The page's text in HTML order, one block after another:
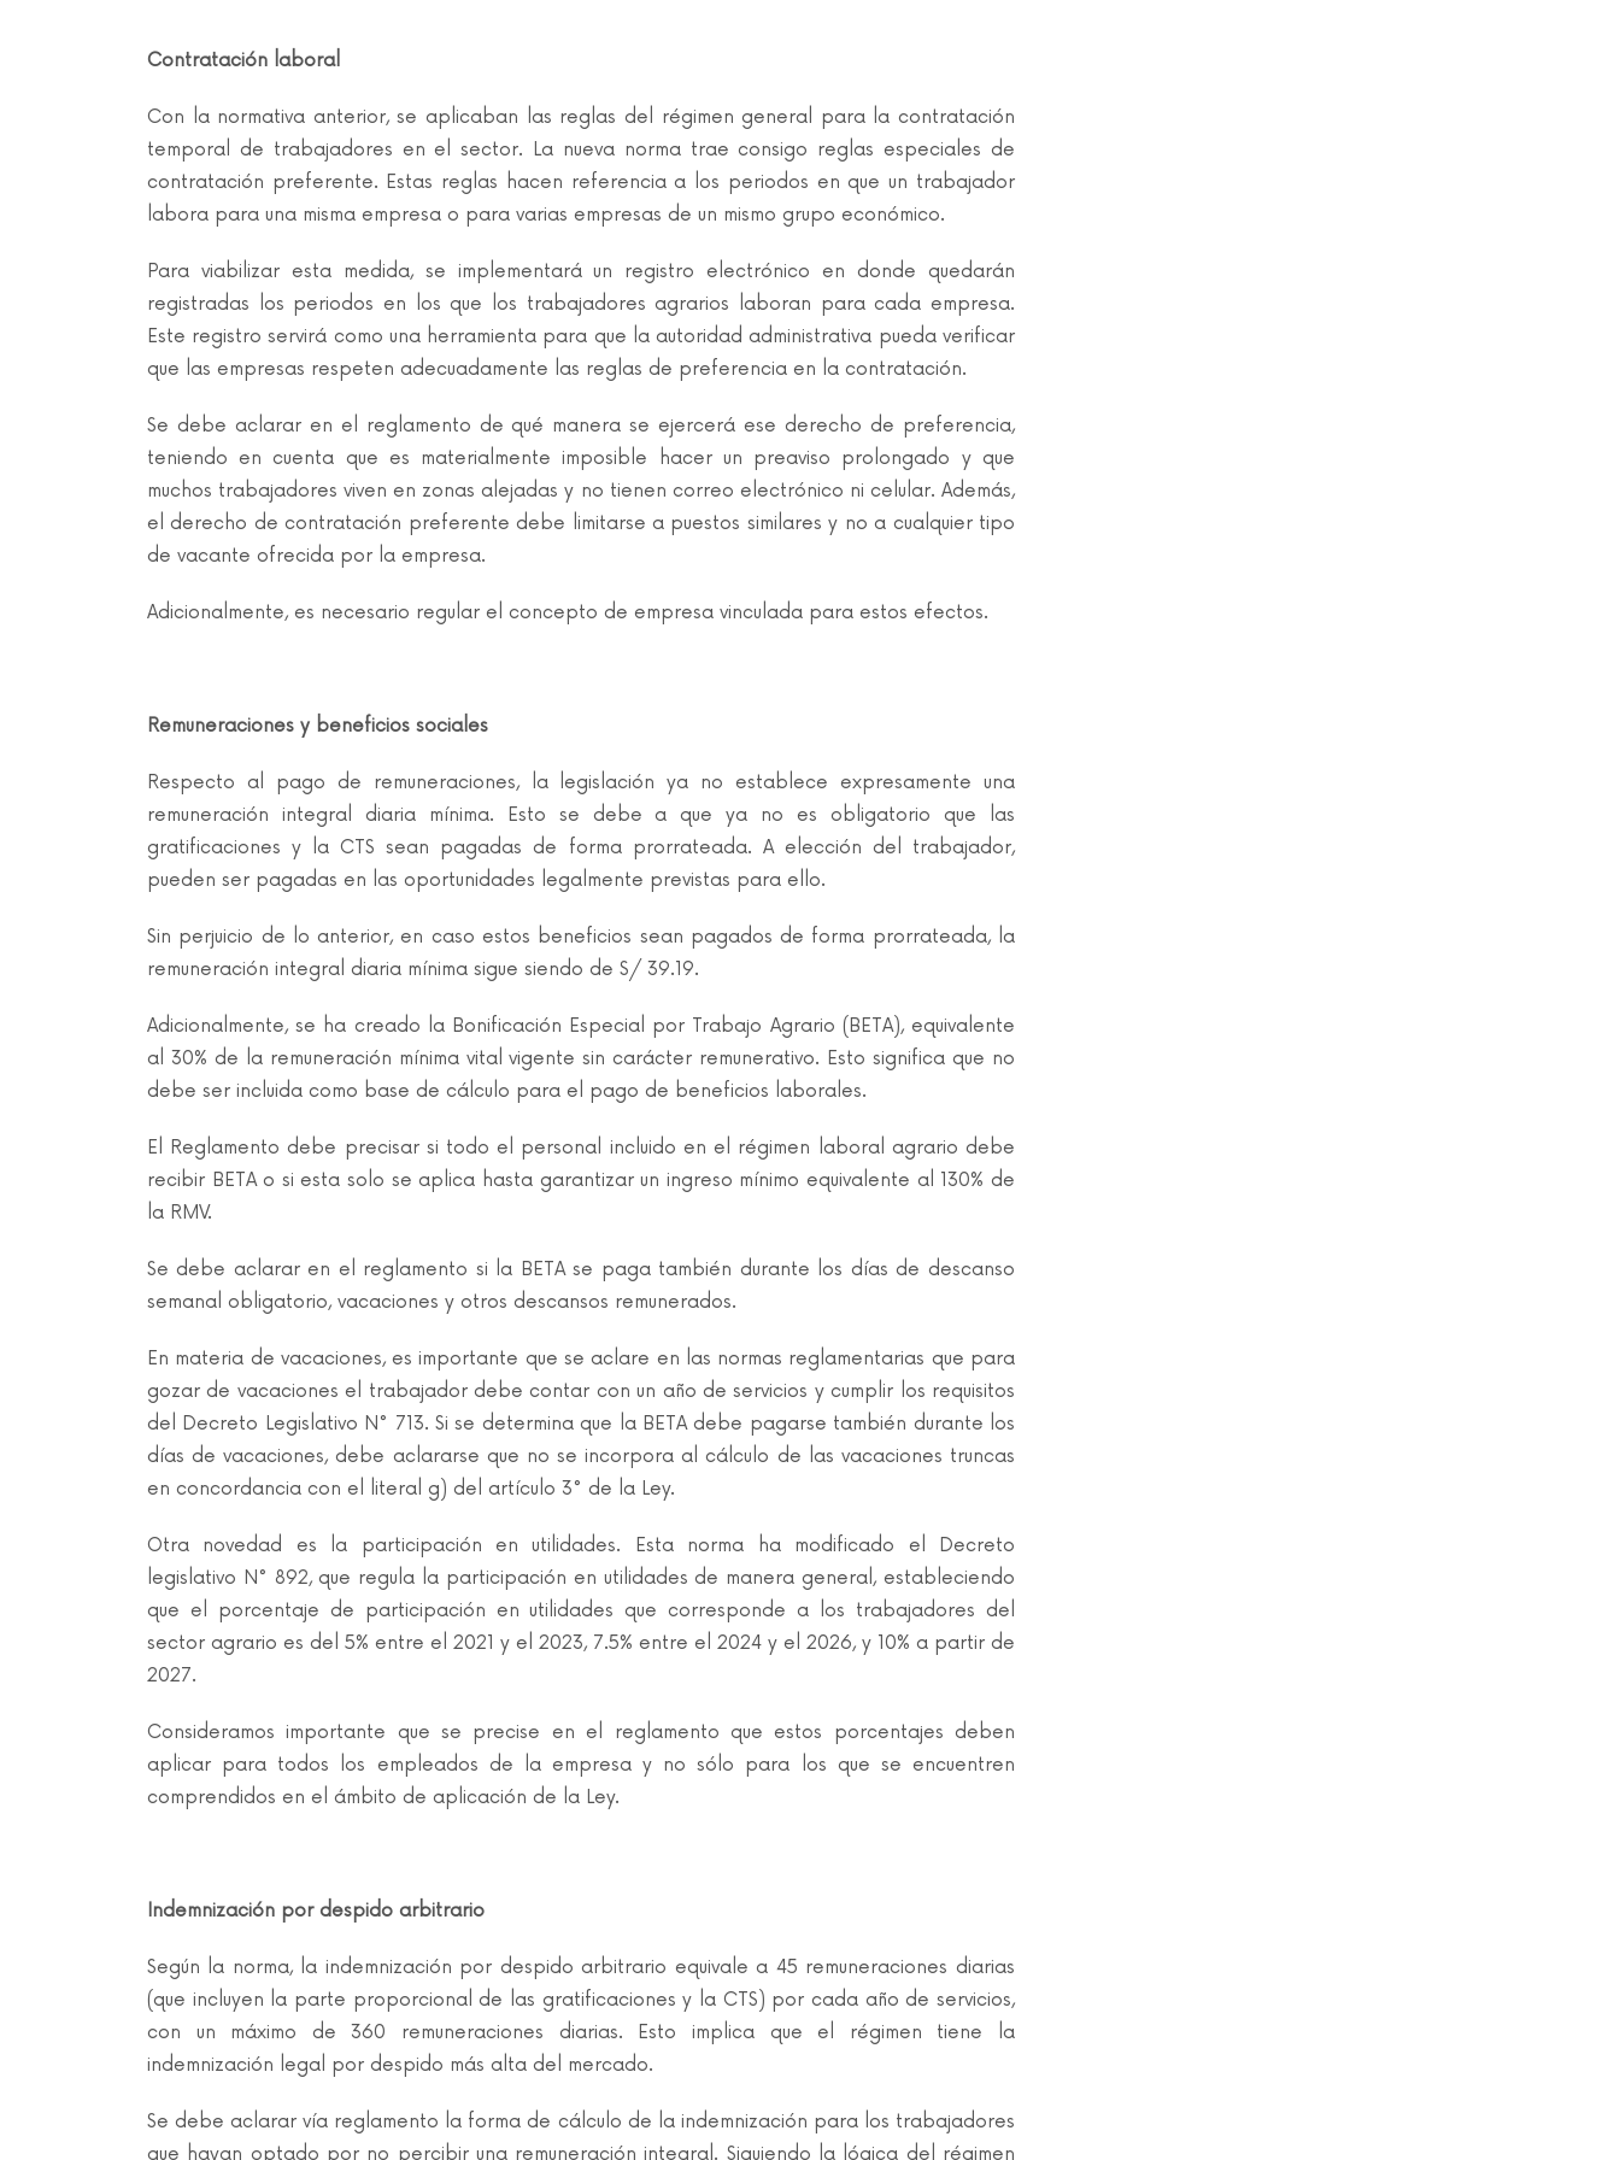
Contratación laboral
Con la normativa anterior, se aplicaban las reglas del régimen general para la contratación
temporal de trabajadores en el sector. La nueva norma trae consigo reglas especiales de
contratación preferente. Estas reglas hacen referencia a los periodos en que un trabajador
labora para una misma empresa o para varias empresas de un mismo grupo económico.
Para viabilizar esta medida, se implementará un registro electrónico en donde quedarán
registradas los periodos en los que los trabajadores agrarios laboran para cada empresa.
Este registro servirá como una herramienta para que la autoridad administrativa pueda verificar
que las empresas respeten adecuadamente las reglas de preferencia en la contratación.
Se debe aclarar en el reglamento de qué manera se ejercerá ese derecho de preferencia,
teniendo en cuenta que es materialmente imposible hacer un preaviso prolongado y que
muchos trabajadores viven en zonas alejadas y no tienen correo electrónico ni celular. Además,
el derecho de contratación preferente debe limitarse a puestos similares y no a cualquier tipo
de vacante ofrecida por la empresa.
Adicionalmente, es necesario regular el concepto de empresa vinculada para estos efectos.
Remuneraciones y beneficios sociales
Respecto al pago de remuneraciones, la legislación ya no establece expresamente una
remuneración integral diaria mínima. Esto se debe a que ya no es obligatorio que las
gratificaciones y la CTS sean pagadas de forma prorrateada. A elección del trabajador,
pueden ser pagadas en las oportunidades legalmente previstas para ello.
Sin perjuicio de lo anterior, en caso estos beneficios sean pagados de forma prorrateada, la
remuneración integral diaria mínima sigue siendo de S/ 39.19.
Adicionalmente, se ha creado la Bonificación Especial por Trabajo Agrario (BETA), equivalente
al 30% de la remuneración mínima vital vigente sin carácter remunerativo. Esto significa que no
debe ser incluida como base de cálculo para el pago de beneficios laborales.
El Reglamento debe precisar si todo el personal incluido en el régimen laboral agrario debe
recibir BETA o si esta solo se aplica hasta garantizar un ingreso mínimo equivalente al 130% de
la RMV.
Se debe aclarar en el reglamento si la BETA se paga también durante los días de descanso
semanal obligatorio, vacaciones y otros descansos remunerados.
En materia de vacaciones, es importante que se aclare en las normas reglamentarias que para
gozar de vacaciones el trabajador debe contar con un año de servicios y cumplir los requisitos
del Decreto Legislativo N° 713. Si se determina que la BETA debe pagarse también durante los
días de vacaciones, debe aclararse que no se incorpora al cálculo de las vacaciones truncas
en concordancia con el literal g) del artículo 3° de la Ley.
Otra novedad es la participación en utilidades. Esta norma ha modificado el Decreto
legislativo N° 892, que regula la participación en utilidades de manera general, estableciendo
que el porcentaje de participación en utilidades que corresponde a los trabajadores del
sector agrario es del 5% entre el 2021 y el 2023, 7.5% entre el 2024 y el 2026, y 10% a partir de
2027.
Consideramos importante que se precise en el reglamento que estos porcentajes deben
aplicar para todos los empleados de la empresa y no sólo para los que se encuentren
comprendidos en el ámbito de aplicación de la Ley.
Indemnización por despido arbitrario
Según la norma, la indemnización por despido arbitrario equivale a 45 remuneraciones diarias
(que incluyen la parte proporcional de las gratificaciones y la CTS) por cada año de servicios,
con un máximo de 360 remuneraciones diarias. Esto implica que el régimen tiene la
indemnización legal por despido más alta del mercado.
Se debe aclarar vía reglamento la forma de cálculo de la indemnización para los trabajadores
que hayan optado por no percibir una remuneración integral. Siguiendo la lógica del régimen